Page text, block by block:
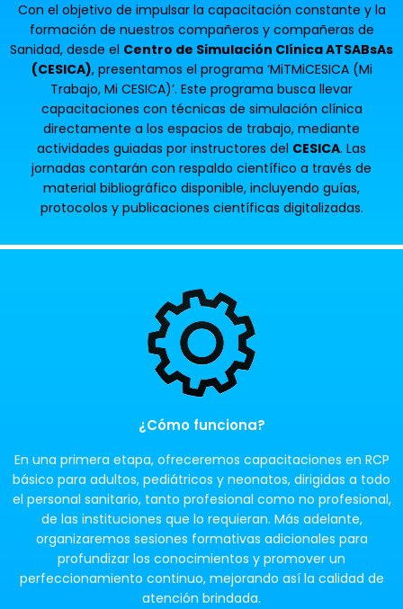
Con el objetivo de impulsar la capacitación constante y la
formación de nuestros compañeros y compañeras de
Sanidad, desde el Centro de Simulación Clínica ATSABsAs
(CESICA), presentamos el programa ‘MiTMiCESICA (Mi
Trabajo, Mi CESICA)’. Este programa busca llevar
capacitaciones con técnicas de simulación clínica
directamente a los espacios de trabajo, mediante
actividades guiadas por instructores del CESICA. Las
jornadas contarán con respaldo científico a través de
material bibliográfico disponible, incluyendo guías,
protocolos y publicaciones científicas digitalizadas.
¿Cómo funciona?
En una primera etapa, ofreceremos capacitaciones en RCP
básico para adultos, pediátricos y neonatos, dirigidas a todo
el personal sanitario, tanto profesional como no profesional,
de las instituciones que lo requieran. Más adelante,
organizaremos sesiones formativas adicionales para
profundizar los conocimientos y promover un
perfeccionamiento continuo, mejorando así la calidad de
atención brindada.